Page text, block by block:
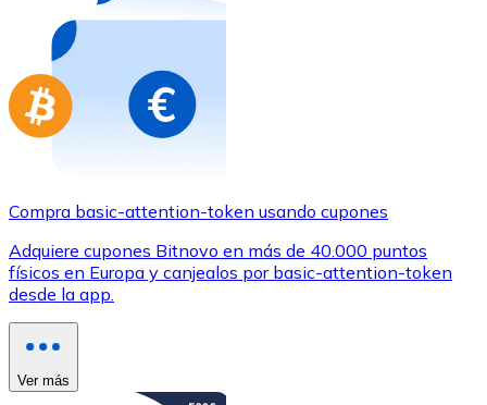
Compra basic-attention-token usando cupones
Adquiere cupones Bitnovo en más de 40.000 puntos
físicos en Europa y canjealos por basic-attention-token
desde la app.
Ver más